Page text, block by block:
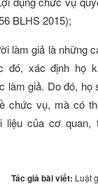
BLHS 2015);
làm giả là những
đó, xác định họ
làm giả. Do đó, họ
chức vụ, mà có
liệu của cơ quan,
Tác giả bài viết: Luật